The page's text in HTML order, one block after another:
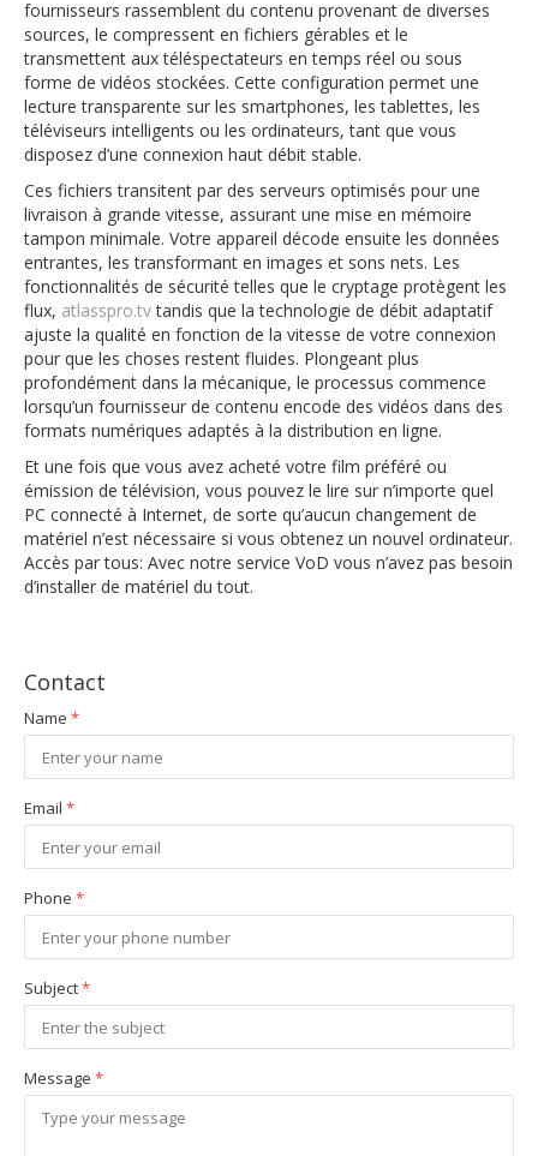
fournisseurs rassemblent du contenu provenant de diverses
sources, le compressent en fichiers gérables et le
transmettent aux téléspectateurs en temps réel ou sous
forme de vidéos stockées. Cette configuration permet une
lecture transparente sur les smartphones, les tablettes, les
téléviseurs intelligents ou les ordinateurs, tant que vous
disposez d’une connexion haut débit stable.
Ces fichiers transitent par des serveurs optimisés pour une
livraison à grande vitesse, assurant une mise en mémoire
tampon minimale. Votre appareil décode ensuite les données
entrantes, les transformant en images et sons nets. Les
fonctionnalités de sécurité telles que le cryptage protègent les
flux, atlasspro.tvtandis que la technologie de débit adaptatif
ajuste la qualité en fonction de la vitesse de votre connexion
pour que les choses restent fluides. Plongeant plus
profondément dans la mécanique, le processus commence
lorsqu’un fournisseur de contenu encode des vidéos dans des
formats numériques adaptés à la distribution en ligne.
Et une fois que vous avez acheté votre film préféré ou
émission de télévision, vous pouvez le lire sur n’importe quel
PC connecté à Internet, de sorte qu’aucun changement de
matériel n’est nécessaire si vous obtenez un nouvel ordinateur.
Accès par tous: Avec notre service VoD vous n’avez pas besoin
d’installer de matériel du tout.
Contact
Name *
Email *
Phone *
Subject*
Message *